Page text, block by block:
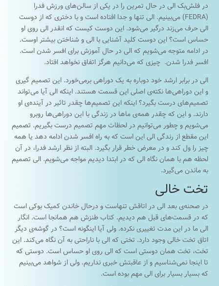
در فلش‌بک الی در حال تمرین را در یکی از سالن‌های ورزش فدرا
(FEDRA) می‌بینیم. الی تنها و جدا افتاده است و با دختری که از دوست
الی حرف می‌زند درگیر می‌شود. این دوست کیست که انقدر الی روی او
حساس است؟ این دوست کلید آشنایی با الی و شناختن بیشتر اوست.
در ادامه متوجه می‌شویم که الی در حال آموزش برای افسر شدن است.
افسر فدرا شدن. چیزی که می‌دانیم هرگز اتفاق نخواهد افتاد.
الی در برابر ارشد خود دوباره به یک دوراهی برمی‌خورد. این تصمیم گیری
و این دوراهی‌ها نکته‌ی اصلی این قسمت هستند. اینکه الی آیا می‌تواند
تصمیم‌های درست بگیرد؟ اینکه این تصمیم‌ها چقدر تاثیر در آینده‌ی او
دارند. و این که چقدر همه‌ی ماها در زندگی با این دوراهی‌ها روبرو
می‌شویم و چطور می‌توانیم در لحظات مهم تصمیم درست بگیریم. تصمیم
این مقطع از رندگی الی این است که به راه افسر شدن ادامه دهد یا همه
چیز را ول کند و در معرض خطر قرار بگیرد. البته از نظر ارشد فدرا، در آن
لحظه هم با همان نگاه الی که در ابتدا دیدیم مواجه می‌شویم. الی تصمیم
به ماندن می‌گیرد.
تخت خالی
در صحنه‌ی بعد الی در اتاقش تنهاست و درحال خاندن کمیک بوکی است
که در قسمت‌های قبل هم دیدیم. کتاب طنزش هم همانجا است. انگار
الی ما در این مدت تغییری نکرده. ولی آیا اینگونه است؟ در گوشه‌ی دیگر
اتاق تخت خالی وجود دارد. تختی که الی با ناراحتی به آن نگاه می‌کند. این
تخت، تخت همان دوستی است که الی روی او حساس است. دوستی که
تا اینجا نمی‌شناسیم و از عاقبتش خبری نداریم. ولی از شواهد می‌بینیم
که بسیار بسیار برای الی مهم بوده است.